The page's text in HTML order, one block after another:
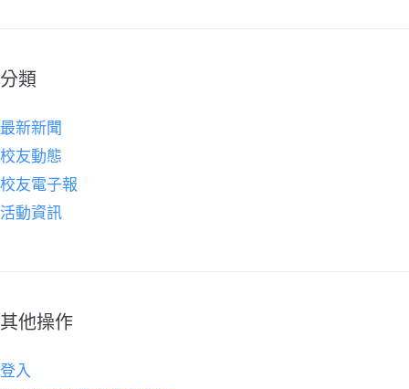
分類
最新新聞
校友動態
校友電子報
活動資訊
其他操作
登入